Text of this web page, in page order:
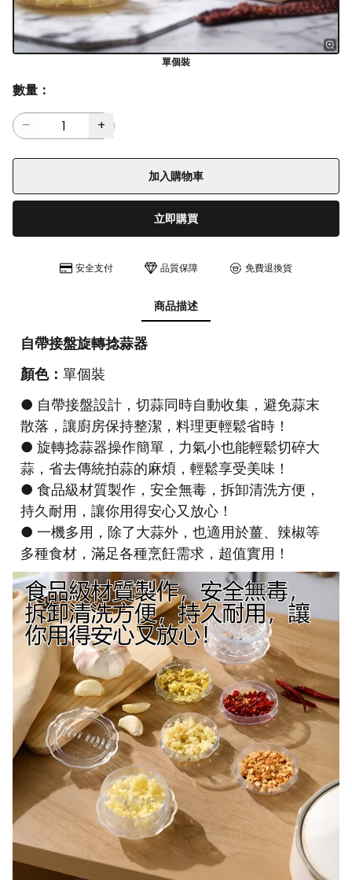
單個裝
數量：
加入購物車
立即購買
安全支付 品質保障 免費退換貨
商品描述
自帶接盤旋轉捻蒜器
顏色： 單個裝
● 自帶接盤設計，切蒜同時自動收集，避免蒜末
散落，讓廚房保持整潔，料理更輕鬆省時！
● 旋轉捻蒜器操作簡單，力氣小也能輕鬆切碎大
蒜，省去傳統拍蒜的麻煩，輕鬆享受美味！
● 食品級材質製作，安全無毒，拆卸清洗方便，
持久耐用，讓你用得安心又放心！
● 一機多用，除了大蒜外，也適用於薑、辣椒等
多種食材，滿足各種烹飪需求，超值實用！